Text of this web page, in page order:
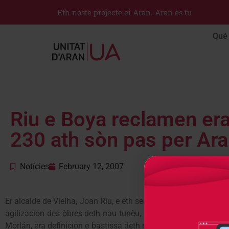
Eth nòste projècte ei Aran. Aran ès tu
Riu e Boya reclamen
230 ath sòn pas per
Notícies February 12, 2007
Er alcalde de Vielha, Joan Riu, e eth secretari generau
agilizacion des òbres deth nau tunèu, qu’acabaràn pendent
Morlán, era definicion e bastissa deth nau traçat dera